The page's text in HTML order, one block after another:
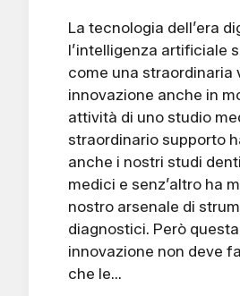
La tecnologia dell’era
l’intelligenza artificiale
come una straordinaria
innovazione anche in
attività di uno studio
straordinario supporto
anche i nostri studi
medici e senz’altro ha
nostro arsenale di
diagnostici. Però
innovazione non deve
che le…